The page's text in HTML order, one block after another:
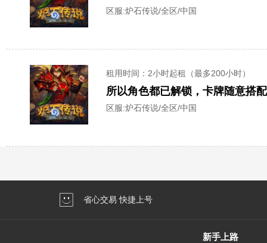
区服:炉石传说/全区/中国
租用时间 ：2小时起租（最多200小时）
所以角色都已解锁，卡牌随意搭
区服:炉石传说/全区/中国
省心交易 快捷上号
新手上路